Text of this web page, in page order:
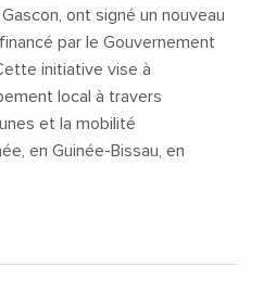
ont signé un nouveau
par le Gouvernement
initiative vise à
local à travers
et la mobilité
en Guinée-Bissau, en